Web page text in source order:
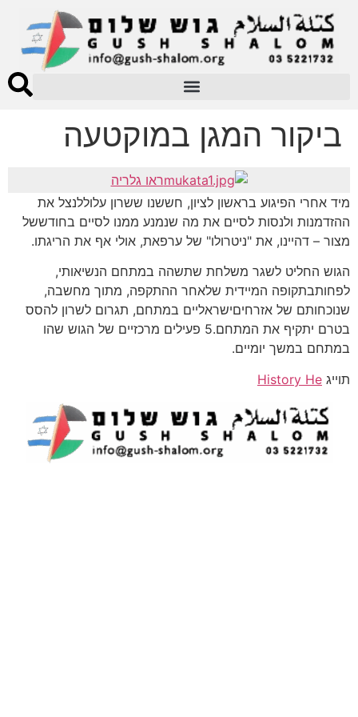
ביקור המגן במוקטעה
ראו גלריה
מיד אחרי הפיגוע בראשון לציון, חששנו ששרון עלוללנצל את
ההזדמנות ולנסות לסיים את מה שנמנע ממנו לסיים בחודששל
מצור – דהיינו, את "ניטרולו" של ערפאת, אולי אף את הריגתו.
הגוש החליט לשגר משלחת שתשהה במתחם הנשיאותי,
לפחותבתקופה המיידית שלאחר ההתקפה, מתוך מחשבה,
שנוכחותם של אזרחיםישראליים במתחם, תגרום לשרון להסס
בטרם יתקיף את המתחם.5 פעילים מרכזיים של הגוש שהו
במתחם במשך יומיים.
תוייג History He